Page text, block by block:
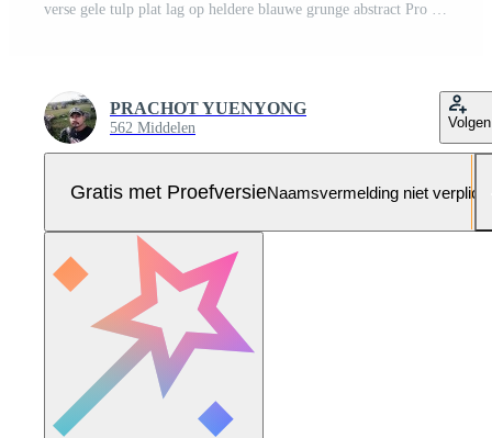
verse gele tulp plat lag op heldere blauwe grunge abstract Pro Foto
PRACHOT YUENYONG
562 Middelen Volgen
Gratis met ProefversieNaamsvermelding niet verplicht